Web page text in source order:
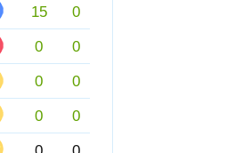
15
0
0
0
0
0
0
0